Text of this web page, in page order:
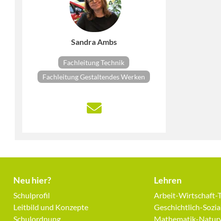
Sandra Ambs
Fachleitung Technik
Fachleitung Gestaltendes Werken
Neu hier?
Navigation
überspringen
Schulprofil
Leitbild und Konzepte
Schulordnung
Lehren
Navigation
überspringen
Arbeit-Wirtschaft-
Geschichtlich-
Mathematik-